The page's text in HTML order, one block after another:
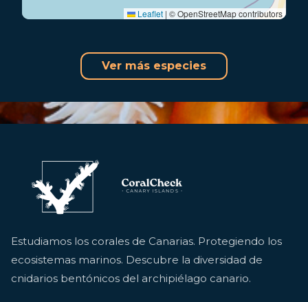
Leaflet | © OpenStreetMap contributors
Ver más especies
Estudiamos los corales de Canarias. Protegiendo los
ecosistemas marinos. Descubre la diversidad de
cnidarios bentónicos del archipiélago canario.